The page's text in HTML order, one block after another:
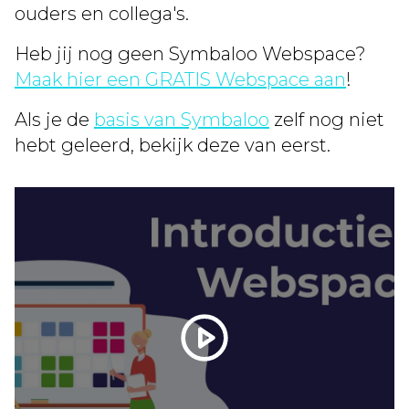
ouders en collega's.
Heb jij nog geen Symbaloo Webspace?
Maak hier een GRATIS Webspace aan!
Als je de basis van Symbaloo zelf nog niet
hebt geleerd, bekijk deze van eerst.